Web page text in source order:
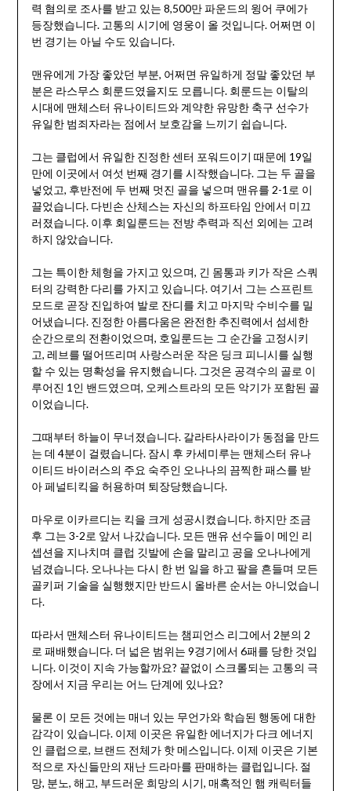
력 혐의로 조사를 받고 있는 8,500만 파운드의 윙어 쿠에가
등장했습니다. 고통의 시기에 영웅이 올 것입니다. 어쩌면 이
번 경기는 아닐 수도 있습니다.
맨유에게 가장 좋았던 부분, 어쩌면 유일하게 정말 좋았던 부
분은 라스무스 회룬드였을지도 모릅니다. 회룬드는 이탈의
시대에 맨체스터 유나이티드와 계약한 유망한 축구 선수가
유일한 범죄자라는 점에서 보호감을 느끼기 쉽습니다.
그는 클럽에서 유일한 진정한 센터 포워드이기 때문에 19일
만에 이곳에서 여섯 번째 경기를 시작했습니다. 그는 두 골을
넣었고, 후반전에 두 번째 멋진 골을 넣으며 맨유를 2-1로 이
끌었습니다. 다빈손 산체스는 자신의 하프타임 안에서 미끄
러졌습니다. 이후 회일룬드는 전방 추력과 직선 외에는 고려
하지 않았습니다.
그는 특이한 체형을 가지고 있으며, 긴 몸통과 키가 작은 스쿼
터의 강력한 다리를 가지고 있습니다. 여기서 그는 스프린트
모드로 곧장 진입하여 발로 잔디를 치고 마지막 수비수를 밀
어냈습니다. 진정한 아름다움은 완전한 추진력에서 섬세한
순간으로의 전환이었으며, 호일룬드는 그 순간을 고정시키
고, 레브를 떨어뜨리며 사랑스러운 작은 딩크 피니시를 실행
할 수 있는 명확성을 유지했습니다. 그것은 공격수의 골로 이
루어진 1인 밴드였으며, 오케스트라의 모든 악기가 포함된 골
이었습니다.
그때부터 하늘이 무너졌습니다. 갈라타사라이가 동점을 만드
는 데 4분이 걸렸습니다. 잠시 후 카세미루는 맨체스터 유나
이티드 바이러스의 주요 숙주인 오나나의 끔찍한 패스를 받
아 페널티킥을 허용하며 퇴장당했습니다.
마우로 이카르디는 킥을 크게 성공시켰습니다. 하지만 조금
후 그는 3-2로 앞서 나갔습니다. 모든 맨유 선수들이 메인 리
셉션을 지나치며 클럽 깃발에 손을 말리고 공을 오나나에게
넘겼습니다. 오나나는 다시 한 번 일을 하고 팔을 흔들며 모든
골키퍼 기술을 실행했지만 반드시 올바른 순서는 아니었습니
다.
따라서 맨체스터 유나이티드는 챔피언스 리그에서 2분의 2
로 패배했습니다. 더 넓은 범위는 9경기에서 6패를 당한 것입
니다. 이것이 지속 가능할까요? 끝없이 스크롤되는 고통의 극
장에서 지금 우리는 어느 단계에 있나요?
물론 이 모든 것에는 매너 있는 무언가와 학습된 행동에 대한
감각이 있습니다. 이제 이곳은 유일한 에너지가 다크 에너지
인 클럽으로, 브랜드 전체가 핫 메스입니다. 이제 이곳은 기본
적으로 자신들만의 재난 드라마를 판매하는 클럽입니다. 절
망, 분노, 해고, 부드러운 희망의 시기, 매혹적인 햄 캐릭터들